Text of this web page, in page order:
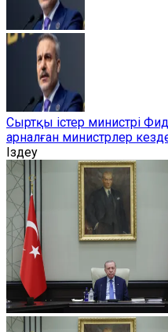
Сыртқы істер министрі
арналған министрлер
Іздеу